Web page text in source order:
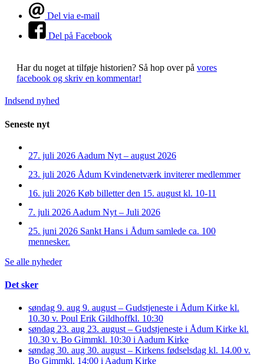
Del via e-mail
Del på Facebook
Har du noget at tilføje historien? Så hop over på vores
facebook og skriv en kommentar!
Indsend nyhed
Seneste nyt
27. juli 2026 Aadum Nyt – august 2026
23. juli 2026 Ådum Kvindenetværk inviterer medlemmer
16. juli 2026 Køb billetter den 15. august kl. 10-11
7. juli 2026 Aadum Nyt – Juli 2026
25. juni 2026 Sankt Hans i Ådum samlede ca. 100
mennesker.
Se alle nyheder
Det sker
søndag 9. aug 9. august – Gudstjeneste i Ådum Kirke kl.
10.30 v. Poul Erik Gildhoffkl. 10:30
søndag 23. aug 23. august – Gudstjeneste i Ådum Kirke kl.
10.30 v. Bo Gimmkl. 10:30 i Aadum Kirke
søndag 30. aug 30. august – Kirkens fødselsdag kl. 14.00 v.
Bo Gimmkl. 14:00 i Aadum Kirke